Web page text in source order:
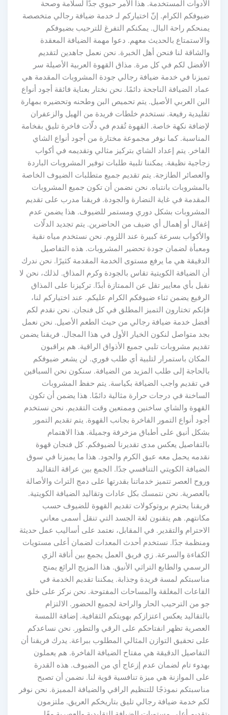
الأدوات المستخدمة. هذا الأمر حيوي جدًا لسلامة وصحة
ضيوفكم الكرام. إنّ اختياركم لـ خدمة ضيافة رجالي متخصصة
يمنحكم راحة البال. يمكنكم التفرغ للترحيب بضيوفكم
والاستمتاع بالحديث معهم. دعوا مهمة الضيافة المعقدة
والشاقة لنا فنحن أهل الخبرة. نحن نعمل جاهدين لتقديم
الأفضل لكم في كل مرة. مذاق القهوة العربية الأصيلة سر
تميزنا في خدمة ضيافة رجالي جودة المشروبات المقدمة هي
عماد الضيافة الناجحة دائمًا. نحن نختار بعناية فائقة أجود أنواع
البن العربي الأصيل. يتم تحميص البن وطحنه وتحضيره بمهارة
تقليدية رفيعة. نستخدم خلطات فريدة من الهيل والزعفران
لإضافة نكهة خاصة. القهوة تُقدم في دلّات فاخرة تليق بفخامة
المناسبة. كما نوفر مجموعة مختارة من أجود أنواع الشاي
الفاخر. يتم إعداد الشاي بتركيز مثالي وتقديمه في أكواب
زجاجية نظيفة. يمكننا تلبية طلبات توفير المشروبات الباردة
والعصائر الطازجة. يتم تقديم جميع متطلبات الضيوف الخاصة
بالمشروبات بانتباه. نحن نضمن أن تكون جميع المشروبات
المقدمة في غاية النضارة والجودة. فريقنا مدرب على تقديم
المشروبات بشكل دوري ومستمر للضيوف. هذا يضمن عدم
إغفال أو إهمال أي ضيف من الحاضرين. يتم تجديد الدلّات
والأكواب بسرعة كبيرة عند اللزوم. نحن نستخدم مياه نقية
ومعبأة لضمان جودة تحضير المشروبات. هذه التفاصيل
الدقيقة هي ما يرفع مستوى الخدمة المقدمة كثيرًا. نحن ندرك
أن الضيافة الكويتية تقاس بالجودة وكرم المذاق. لذلك، نحن لا
نقبل بأي معايير تقل عن الممتازة أبدًا. تركيزنا على المذاق
الرفيع يضمن ثناء ضيوفكم الكرام عليكم. عند اختياركم لنا،
فإنكم تختارون التميز المطلق في كل فنجان. نحن نقدم لكم
أفضل خدمة ضيافة رجالي من حيث الطعم الأصيل. نحن نعمل
بجد متواصل لنكون الخيار الأول في هذا المجال. فريقنا يضمن
تقديم مشروبات تلبي جميع الأذواق الراقية. هم يراقبون
المكان باستمرار لتلبية أي طلب فوري. لن يشعر ضيوفكم
بالحاجة إلى طلب المزيد من الضيافة. سنكون نحن السباقين
في تقديم واجب الضيافة بكياسة. يتم حفظ المشروبات
الساخنة في درجات حرارة مثالية دائمًا. هذا يضمن أن تكون
القهوة والشاي ساخنين وممتعين وقت التقديم. نحن نستخدم
أجود أنواع التمور الفاخرة بجانب القهوة. يتم تقديم التمور
بشكل أنيق على أطباق مزخرفة وجميلة. هذا الاهتمام
بالتفاصيل يعكس مدى تقديرنا لضيوفكم. كل فنجان قهوة
نقدمه يحمل معه عبق الكرم والجود. هذا ما يميزنا في سوق
الضيافة الكويتي التنافسي جدًا. الجمع بين عراقة التقاليد
وروح العصر تتميز خدماتنا بقدرتها على دمج التراث والأصالة
بالعصرية. نحن نتمسك بكل عادات وتقاليد الضيافة الكويتية.
فريقنا يحترم بروتوكولات تقديم القهوة للضيوف حسب
مكانتهم. هم يتقنون لغة الجسد التي تنقل أسمى معاني
الاحترام والتقدير. في المقابل، نعتمد على أساليب عمل حديثة
ومنظمة جدًا. نستخدم أحدث المعدات لضمان أعلى مستويات
الكفاءة والسرعة. زي فريق العمل يجمع بين أناقة الزي
الرسمي والطابع التراثي الأنيق. هذا المزيج الرائع يمنح
مناسبتكم لمسة فريدة وجذابة. يمكننا تقديم الخدمة في
القاعات المغلقة والمساحات المفتوحة. نحن نركز على خلق
جو من الترحيب الحار والراحة لجميع الحضور. الالتزام
بالتقاليد يعكس اعتزازكم بهويتكم الثقافية. إضافة اللمسة
العصرية تظهر انفتاحكم على الرقي والتطور. نحن نساعدكم
على تحقيق التوازن المثالي المطلوب ببراعة. يدرك فريقنا أن
التفاصيل الدقيقة هي مفتاح الضيافة الفاخرة. هم يعملون
بهدوء تام لضمان عدم إزعاج أي من الضيوف. هذه القدرة
على الموازنة هي ميزة تنافسية قوية لنا. نضمن أن تصبح
مناسبتكم نموذجًا للتنظيم الراقي والضيافة المميزة. نحن نوفر
لكم خدمة ضيافة رجالي تليق بتاريخكم العريق. ملتزمون